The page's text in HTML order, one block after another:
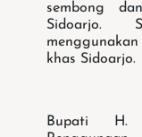
sembong
Sidoarjo.
khas Sidoarjo.
Bupati H.